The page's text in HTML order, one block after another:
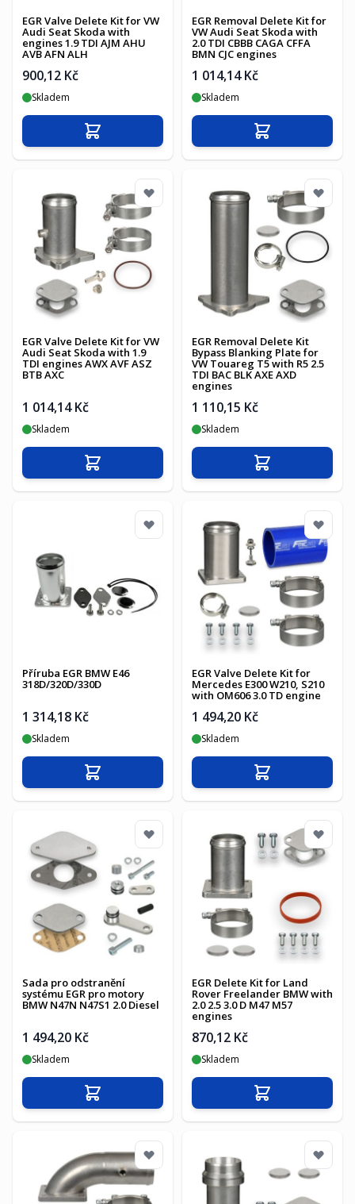
EGR Valve Delete Kit for VW
Audi Seat Skoda with
engines 1.9 TDI AJM AHU
AVB AFN ALH
900,12 Kč
Skladem
Přidat do košíku
EGR Removal Delete Kit for
VW Audi Seat Skoda with
2.0 TDI CBBB CAGA CFFA
BMN CJC engines
1 014,14 Kč
Skladem
Přidat do košíku
EGR Valve Delete Kit for VW
Audi Seat Skoda with 1.9
TDI engines AWX AVF ASZ
BTB AXC
1 014,14 Kč
Skladem
Přidat do košíku
EGR Removal Delete Kit
Bypass Blanking Plate for
VW Touareg T5 with R5 2.5
TDI BAC BLK AXE AXD
engines
1 110,15 Kč
Skladem
Přidat do košíku
Příruba EGR BMW E46
318D/320D/330D
1 314,18 Kč
Skladem
Přidat do košíku
EGR Valve Delete Kit for
Mercedes E300 W210, S210
with OM606 3.0 TD engine
1 494,20 Kč
Skladem
Přidat do košíku
Sada pro odstranění
systému EGR pro motory
BMW N47N N47S1 2.0 Diesel
1 494,20 Kč
Skladem
Přidat do košíku
EGR Delete Kit for Land
Rover Freelander BMW with
2.0 2.5 3.0 D M47 M57
engines
870,12 Kč
Skladem
Přidat do košíku